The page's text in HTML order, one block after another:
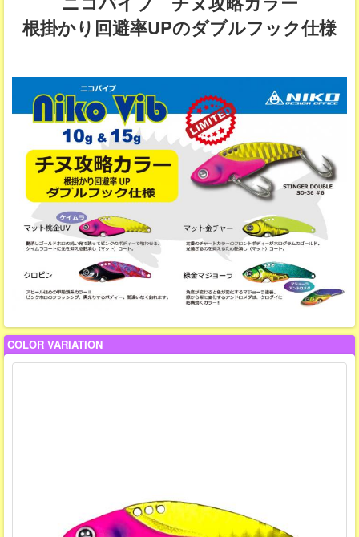
根掛かり回避率UPのダブルフック仕様
COLOR VARIATION